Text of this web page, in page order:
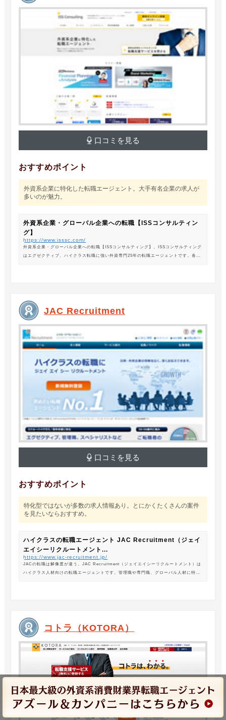
口コミを見る
おすすめポイント
外資系企業に特化した転職エージェント。大手有名企業の求人が
多いのが魅力。
外資系企業・グローバル企業への転職【ISSコンサルティン
グ】
https://www.isssc.com/
外資系企業・グローバル企業への転職【ISSコンサルティング】。ISSコンサルティング
はエグゼクティブ、ハイクラス転職に強い外資専門25年の転職エージェントです。各業
JAC Recruitment
口コミを見る
おすすめポイント
特化型ではないが多数の求人情報あり。とにかくたくさんの案件
を見たいならおすすめ。
ハイクラスの転職エージェント JAC Recruitment（ジェイ
エイシーリクルートメント...
https://www.jac-recruitment.jp/
JACの転職は解像度が違う。JAC Recruitment（ジェイエイシーリクルートメント）は
ハイクラス人材向けの転職エージェントです。管理職や専門職、グローバル人材に特化
コトラ（KOTORA）